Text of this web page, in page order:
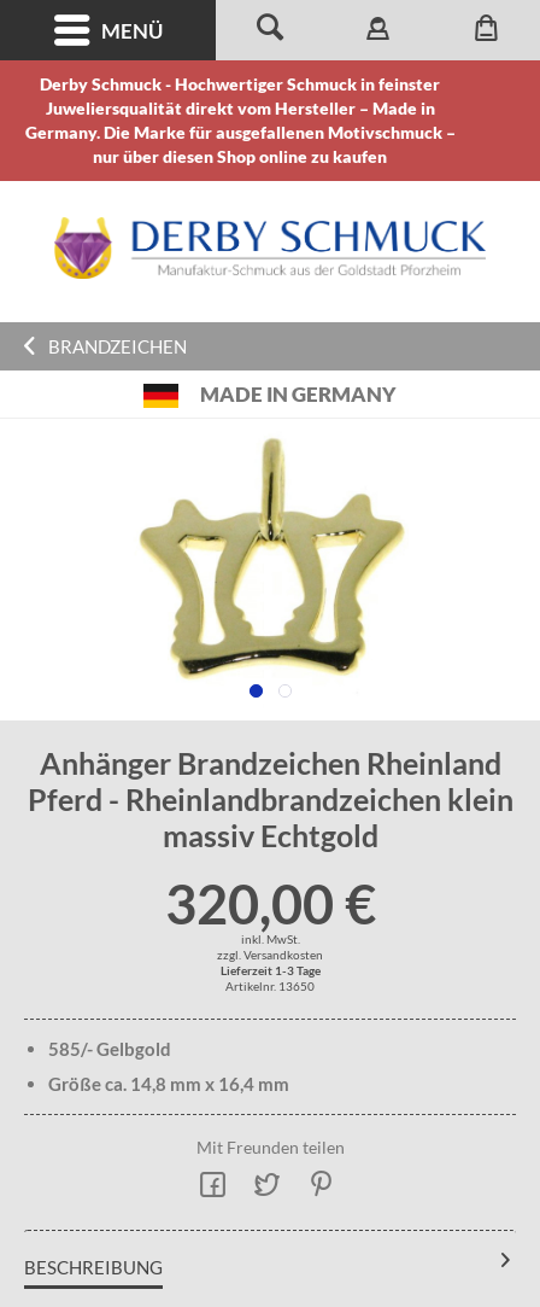
Derby Schmuck - Hochwertiger Schmuck in feinster
Juweliersqualität direkt vom Hersteller – Made in
Germany. Die Marke für ausgefallenen Motivschmuck –
nur über diesen Shop online zu kaufen
MENÜ
BRANDZEICHEN
MADE IN GERMANY
Anhänger Brandzeichen Rheinland
Pferd - Rheinlandbrandzeichen klein
massiv Echtgold
320,00 €
inkl. MwSt.
zzgl. Versandkosten
Lieferzeit 1-3 Tage
Artikelnr. 13650
585/- Gelbgold
Größe ca. 14,8 mm x 16,4 mm
Mit Freunden teilen
BESCHREIBUNG